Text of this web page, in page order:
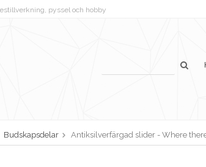
pyssel och hobby
Budskapsdelar Antiksilverfärgad slider - Where